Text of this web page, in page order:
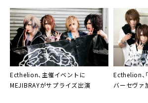
Ecthelion、主催イベントに
MEJIBRAYがサプライズ出演
Ecthelion
バーセヴァ